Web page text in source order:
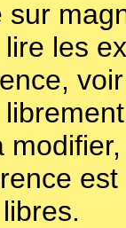
sur
les